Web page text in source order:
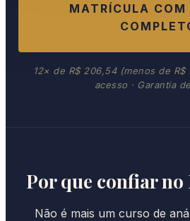
MATRÍCULA COM
12× de R$ 206,54 (menos de R$
acesso · Garantia
Por que confiar no
Não é mais um curso de